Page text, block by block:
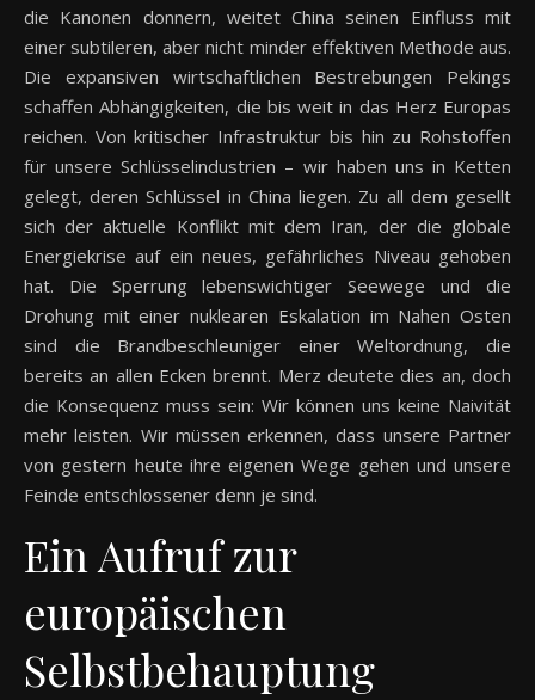
die Kanonen donnern, weitet China seinen Einfluss mit
einer subtileren, aber nicht minder effektiven Methode aus.
Die expansiven wirtschaftlichen Bestrebungen Pekings
schaffen Abhängigkeiten, die bis weit in das Herz Europas
reichen. Von kritischer Infrastruktur bis hin zu Rohstoffen
für unsere Schlüsselindustrien – wir haben uns in Ketten
gelegt, deren Schlüssel in China liegen. Zu all dem gesellt
sich der aktuelle Konflikt mit dem Iran, der die globale
Energiekrise auf ein neues, gefährliches Niveau gehoben
hat. Die Sperrung lebenswichtiger Seewege und die
Drohung mit einer nuklearen Eskalation im Nahen Osten
sind die Brandbeschleuniger einer Weltordnung, die
bereits an allen Ecken brennt. Merz deutete dies an, doch
die Konsequenz muss sein: Wir können uns keine Naivität
mehr leisten. Wir müssen erkennen, dass unsere Partner
von gestern heute ihre eigenen Wege gehen und unsere
Feinde entschlossener denn je sind.
Ein Aufruf zur
europäischen
Selbstbehauptung